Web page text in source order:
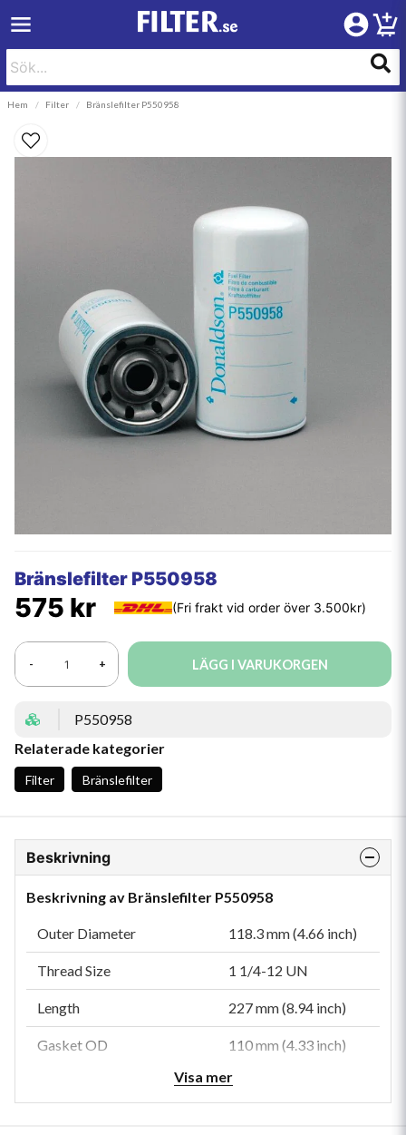
Hem Filter Bränslefilter P550958
Bränslefilter P550958
575 kr
- + LÄGG I VARUKORGEN
P550958
Relaterade kategorier
Filter Bränslefilter
Beskrivning
Beskrivning av Bränslefilter P550958
Outer Diameter 118.3 mm (4.66 inch)
Thread Size 1 1/4-12 UN
Length 227 mm (8.94 inch)
Gasket OD 110 mm (4.33 inch)
98 mm (3.86 inch)
Visa mer